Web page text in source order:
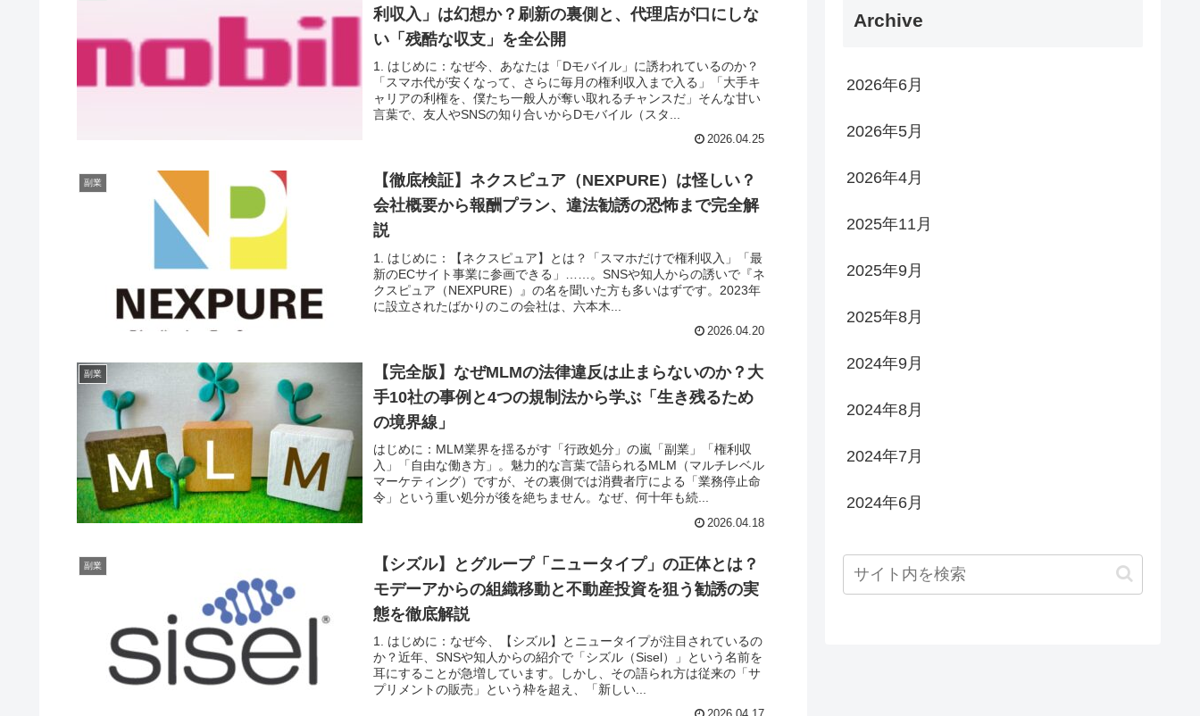
利収入」は幻想か？刷新の裏側と、代理店が口にしな
い「残酷な収支」を全公開
1. はじめに：なぜ今、あなたは「Dモバイル」に誘われているのか？
「スマホ代が安くなって、さらに毎月の権利収入まで入る」「大手キ
ャリアの利権を、僕たち一般人が奪い取れるチャンスだ」そんな甘い
言葉で、友人やSNSの知り合いからDモバイル（スタ...
2026.04.25
副業
【徹底検証】ネクスピュア（NEXPURE）は怪しい？
会社概要から報酬プラン、違法勧誘の恐怖まで完全解
説
1. はじめに：【ネクスピュア】とは？「スマホだけで権利収入」「最
新のECサイト事業に参画できる」……。SNSや知人からの誘いで『ネ
クスピュア（NEXPURE）』の名を聞いた方も多いはずです。2023年
に設立されたばかりのこの会社は、六本木...
2026.04.20
副業
【完全版】なぜMLMの法律違反は止まらないのか？大
手10社の事例と4つの規制法から学ぶ「生き残るため
の境界線」
はじめに：MLM業界を揺るがす「行政処分」の嵐「副業」「権利収
入」「自由な働き方」。魅力的な言葉で語られるMLM（マルチレベル
マーケティング）ですが、その裏側では消費者庁による「業務停止命
令」という重い処分が後を絶ちません。なぜ、何十年も続...
2026.04.18
副業
【シズル】とグループ「ニュータイプ」の正体とは？
モデーアからの組織移動と不動産投資を狙う勧誘の実
態を徹底解説
1. はじめに：なぜ今、【シズル】とニュータイプが注目されているの
か？近年、SNSや知人からの紹介で「シズル（Sisel）」という名前を
耳にすることが急増しています。しかし、その語られ方は従来の「サ
プリメントの販売」という枠を超え、「新しい...
Archive
2026年6月
2026年5月
2026年4月
2025年11月
2025年9月
2025年8月
2024年9月
2024年8月
2024年7月
2024年6月